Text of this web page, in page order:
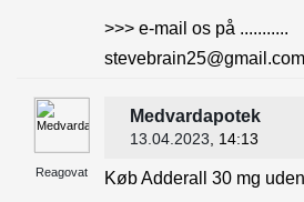
>>> e-mail os på ...........
stevebrain25@gmail.com
Reagovat
Medvardapotek
13.04.2023 , 14:13
Køb Adderall 30 mg